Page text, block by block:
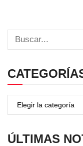
ÚLTIMAS